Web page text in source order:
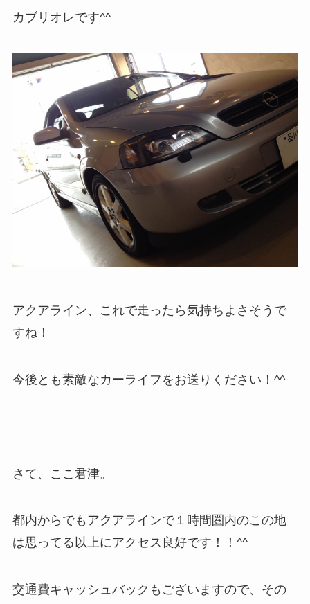
カブリオレです^^
アクアライン、これで走ったら気持ちよさそうで
すね！
今後とも素敵なカーライフをお送りください！^^
さて、ここ君津。
都内からでもアクアラインで１時間圏内のこの地
は思ってる以上にアクセス良好です！！^^
交通費キャッシュバックもございますので、その